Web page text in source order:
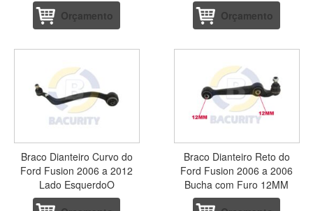
Orçamento
Orçamento
Braco Dianteiro Curvo do
Ford Fusion 2006 a 2012
Lado EsquerdoO
Braco Dianteiro Reto do
Ford Fusion 2006 a 2006
Bucha com Furo 12MM